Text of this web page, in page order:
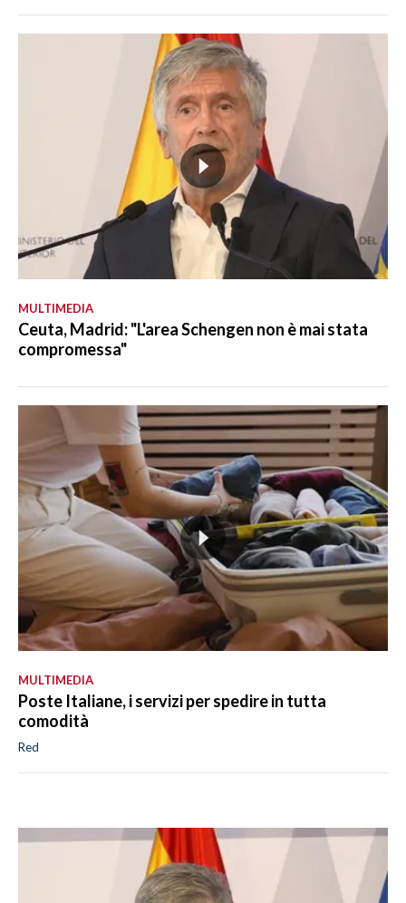
MULTIMEDIA
Ceuta, Madrid: "L'area Schengen non è mai stata
compromessa"
MULTIMEDIA
Poste Italiane, i servizi per spedire in tutta
comodità
Red